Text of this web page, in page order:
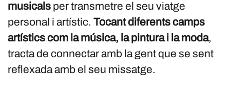
musicals per transmetre el seu viatge
personal i artístic. Tocant diferents camps
artístics com la música, la pintura i la moda,
tracta de connectar amb la gent que se sent
reflexada amb el seu missatge.